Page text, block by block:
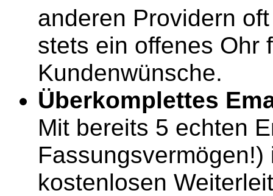
anderen Providern
stets ein offenes Ohr
Kundenwünsche.
Überkomplettes
Mit bereits 5 echten
kostenlosen